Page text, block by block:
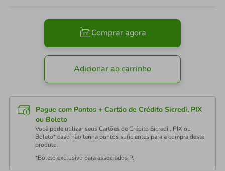
Comprar agora
Adicionar ao carrinho
Pague com Pontos + Cartão de Crédito Sicredi, PIX
ou Boleto
Você pode utilizar seus Cartões de Crédito Sicredi , PIX ou
Boleto* caso não tenha pontos suficientes para a compra deste
produto.
*Boleto exclusivo para associados PJ